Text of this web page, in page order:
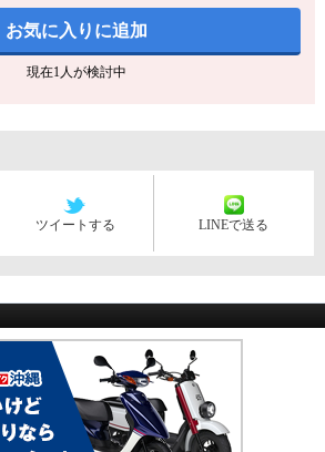
お気に入りに追加
現在1人が検討中
ツイートする LINEで送る